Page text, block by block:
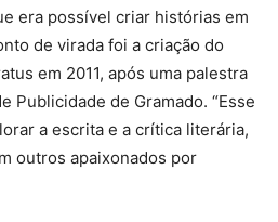
era possível criar histórias em
de virada foi a criação do
em 2011, após uma palestra
Publicidade de Gramado. “Esse
a escrita e a crítica literária,
outros apaixonados por